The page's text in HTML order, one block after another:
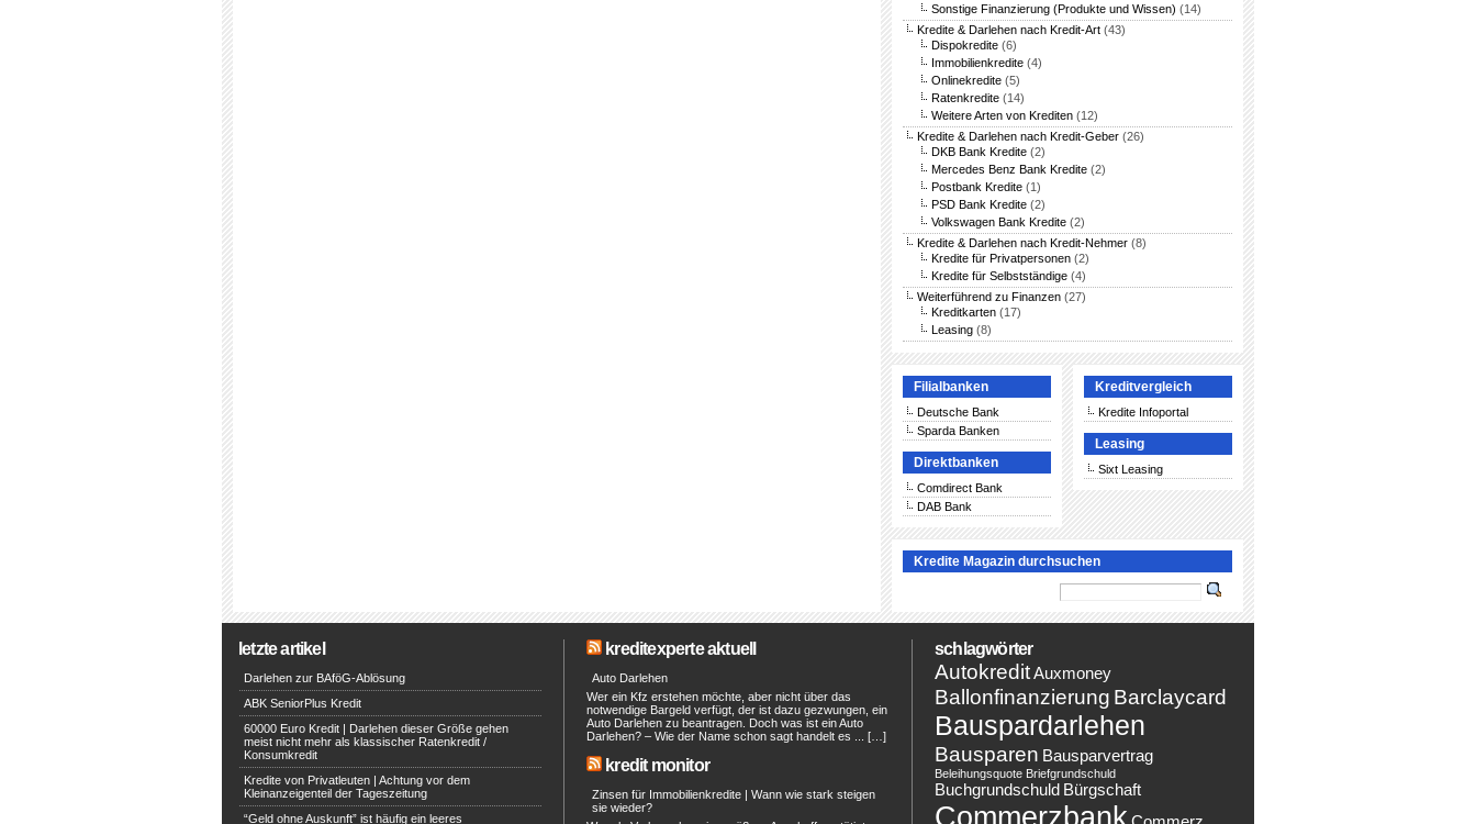
Sonstige Finanzierung (Produkte und Wissen) (14)
Kredite & Darlehen nach Kredit-Art (43)
Dispokredite (6)
Immobilienkredite (4)
Onlinekredite (5)
Ratenkredite (14)
Weitere Arten von Krediten (12)
Kredite & Darlehen nach Kredit-Geber (26)
DKB Bank Kredite (2)
Mercedes Benz Bank Kredite (2)
Postbank Kredite (1)
PSD Bank Kredite (2)
Volkswagen Bank Kredite (2)
Kredite & Darlehen nach Kredit-Nehmer (8)
Kredite für Privatpersonen (2)
Kredite für Selbstständige (4)
Weiterführend zu Finanzen (27)
Kreditkarten (17)
Leasing (8)
Filialbanken
Deutsche Bank
Sparda Banken
Direktbanken
Comdirect Bank
DAB Bank
Kreditvergleich
Kredite Infoportal
Leasing
Sixt Leasing
Kredite Magazin durchsuchen
letzte artikel
Darlehen zur BAföG-Ablösung
ABK SeniorPlus Kredit
60000 Euro Kredit | Darlehen dieser Größe gehen
meist nicht mehr als klassischer Ratenkredit /
Konsumkredit
Kredite von Privatleuten | Achtung vor dem
Kleinanzeigenteil der Tageszeitung
“Geld ohne Auskunft” ist häufig ein leeres
kreditexperte aktuell
Auto Darlehen
Wer ein Kfz erstehen möchte, aber nicht über das
notwendige Bargeld verfügt, der ist dazu gezwungen, ein
Auto Darlehen zu beantragen. Doch was ist ein Auto
Darlehen? – Wie der Name schon sagt handelt es ... […]
kredit monitor
Zinsen für Immobilienkredite | Wann wie stark steigen
sie wieder?
schlagwörter
AutokreditAuxmoney
Ballonfinanzierung Barclaycard
Bauspardarlehen
Bausparen Bausparvertrag
Beleihungsquote Briefgrundschuld
Buchgrundschuld Bürgschaft
Commerzbank